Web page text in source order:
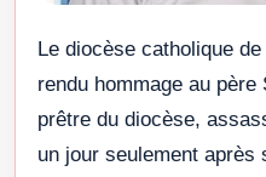
Le diocèse catholique
rendu hommage au
prêtre du diocèse,
un jour seulement après